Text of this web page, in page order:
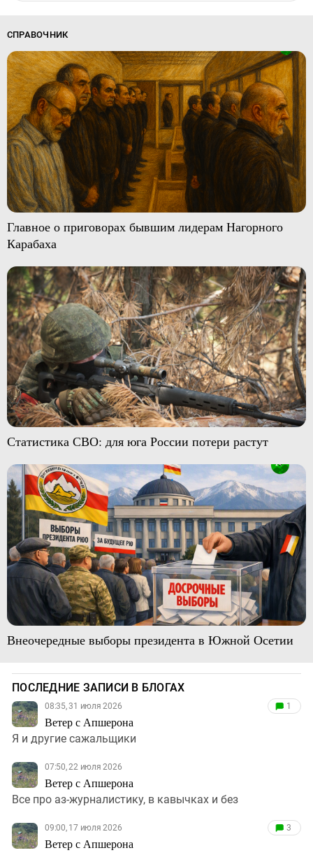
СПРАВОЧНИК
Главное о приговорах бывшим лидерам Нагорного
Карабаха
Статистика СВО: для юга России потери растут
Внеочередные выборы президента в Южной Осетии
ПОСЛЕДНИЕ ЗАПИСИ В БЛОГАХ
08:35, 31 июля 2026
Ветер с Апшерона
1
Я и другие сажальщики
07:50, 22 июля 2026
Ветер с Апшерона
Все про аз-журналистику, в кавычках и без
09:00, 17 июля 2026
Ветер с Апшерона
3